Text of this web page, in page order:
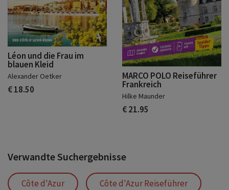
Léon und die Frau im
blauen Kleid
Alexander Oetker
€ 18.50
MARCO POLO Reiseführer
Frankreich
Hilke Maunder
€ 21.95
Verwandte Suchergebnisse
Côte d'Azur Côte d'Azur Reiseführer